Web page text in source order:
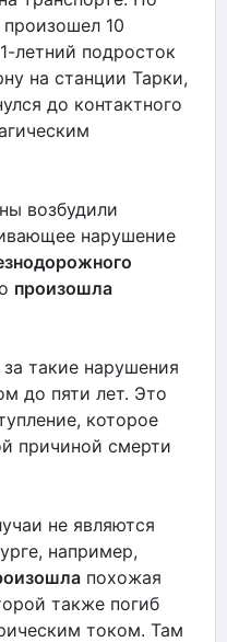
10
летний подросток
на станции Тарки,
до контактного
возбудили
нарушение
произошла
такие нарушения
до пяти лет. Это
которое
причиной смерти
не являются
например,
похожая
также погиб
током. Там